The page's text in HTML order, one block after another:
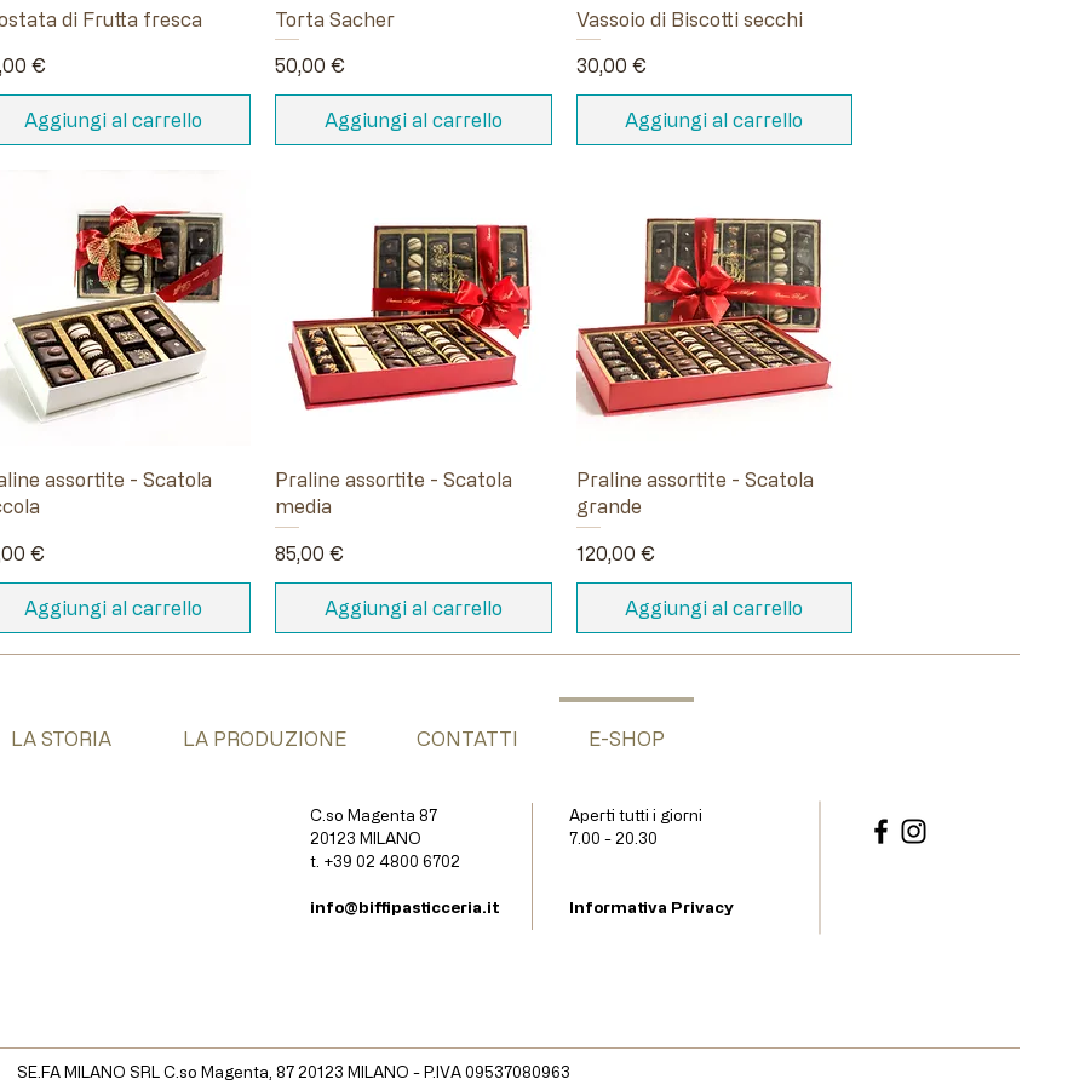
di Frutta fresca
€
Aggiungi al carrello
Torta Sacher
Prezzo
50,00 €
Aggiungi al carrello
Vassoio di Biscotti secchi
Prezzo
30,00 €
Aggiungi al carrello
assortite - Scatola
€
Aggiungi al carrello
Praline assortite - Scatola
media
Prezzo
85,00 €
Aggiungi al carrello
Praline assortite - Scatola
grande
Prezzo
120,00 €
Aggiungi al carrello
LA STORIA LA PRODUZIONE CONTATTI E-SHOP
C.so Magenta 87
20123 MILANO
t. +39 02 4800 6702
info@biffipasticceria.it
Aperti tutti i giorni
7.00 - 20.30
Informativa Privacy
SE.FA MILANO SRL C.so Magenta, 87 20123 MILANO - P.IVA 09537080963